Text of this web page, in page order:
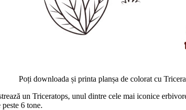
Poți downloada și printa planșa de colorat cu
un Triceratops, unul dintre cele mai iconice
6 tone.